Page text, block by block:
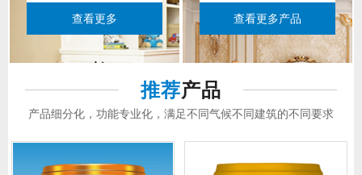
查看更多 查看更多产品
推荐产品
产品细分化，功能专业化，满足不同气候不同建筑的不同要求